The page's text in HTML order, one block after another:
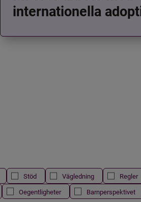
internationella
Stöd Vägledning Regler
Oegentligheter Barnperspektivet